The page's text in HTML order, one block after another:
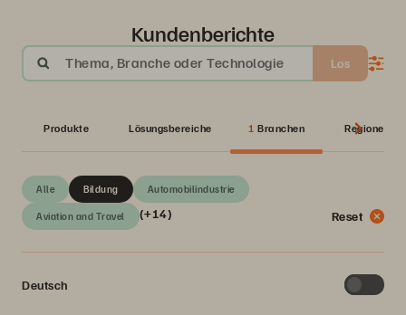
Kundenberichte
Thema, Branche oder Technologie Los
Produkte Lösungsbereiche 1 Branchen Regionen
Alle Automobilindustrie
Aviation and Travel
Bildung
(+14) Reset
Deutsch